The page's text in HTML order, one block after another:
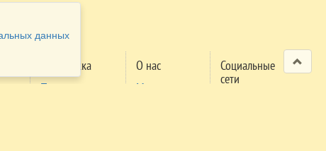
Поддержка
Проверка
О нас
Мероприятия
Социальные
сети
данных